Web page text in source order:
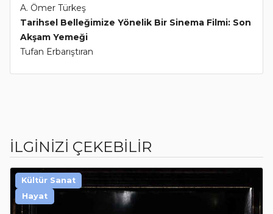
A. Ömer Türkeş
Tarihsel Belleğimize Yönelik Bir Sinema Filmi: Son
Akşam Yemeği
Tufan Erbarıştıran
İLGİNİZİ ÇEKEBİLİR
Kültür Sanat
Hayat